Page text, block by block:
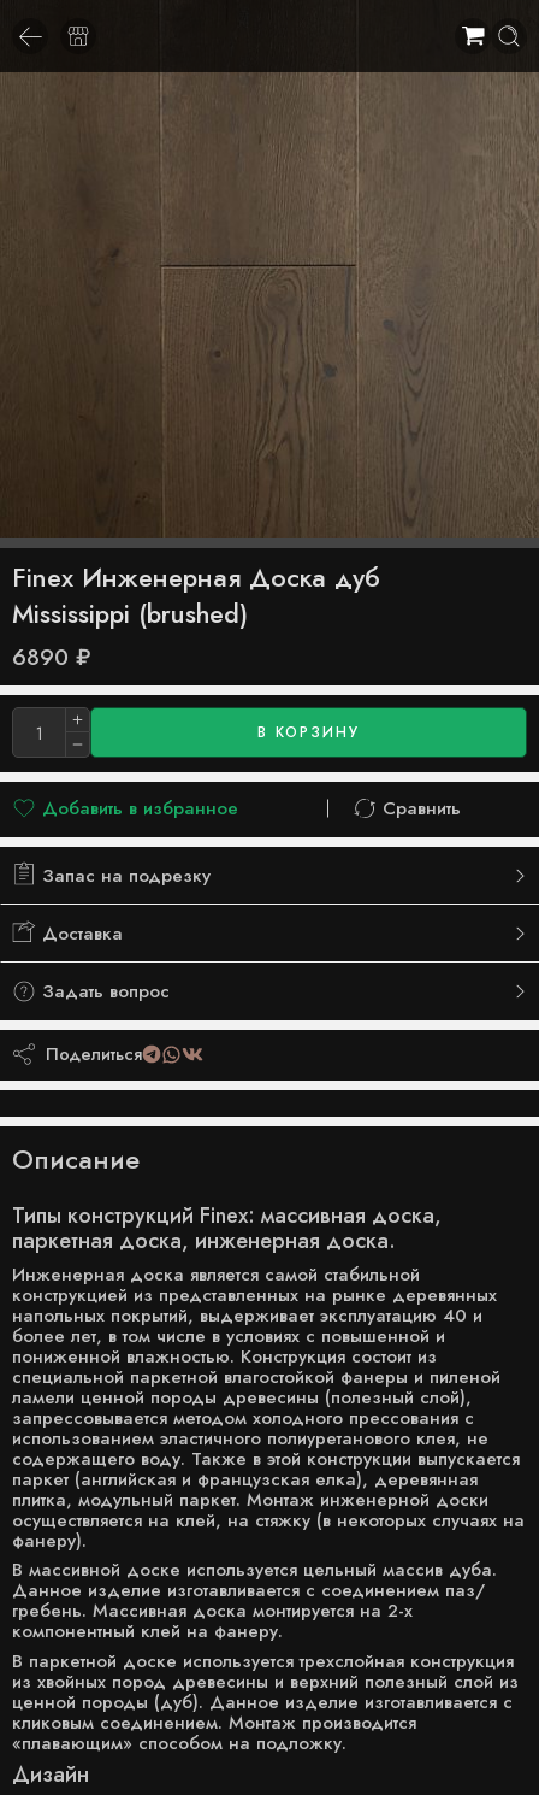
Finex Инженерная Доска дуб
Mississippi (brushed)
6890 ₽
В КОРЗИНУ
Добавить в избранное
Добавлено в список желаний
Сравнить
Сравнить
Запас на подрезку
Доставка
Задать вопрос
Поделиться
Описание
Типы конструкций Finex: массивная доска,
паркетная доска, инженерная доска.
Инженерная доска является самой стабильной
конструкцией из представленных на рынке деревянных
напольных покрытий, выдерживает эксплуатацию 40 и
более лет, в том числе в условиях с повышенной и
пониженной влажностью. Конструкция состоит из
специальной паркетной влагостойкой фанеры и пиленой
ламели ценной породы древесины (полезный слой),
запрессовывается методом холодного прессования с
использованием эластичного полиуретанового клея, не
содержащего воду. Также в этой конструкции выпускается
паркет (английская и французская елка), деревянная
плитка, модульный паркет. Монтаж инженерной доски
осуществляется на клей, на стяжку (в некоторых случаях на
фанеру).
В массивной доске используется цельный массив дуба.
Данное изделие изготавливается с соединением паз/
гребень. Массивная доска монтируется на 2-х
компонентный клей на фанеру.
В паркетной доске используется трехслойная конструкция
из хвойных пород древесины и верхний полезный слой из
ценной породы (дуб). Данное изделие изготавливается с
кликовым соединением. Монтаж производится
«плавающим» способом на подложку.
Дизайн